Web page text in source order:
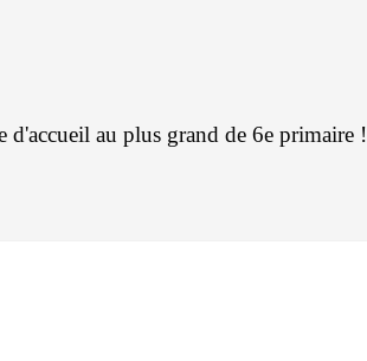
d'accueil au plus grand de 6e primaire !